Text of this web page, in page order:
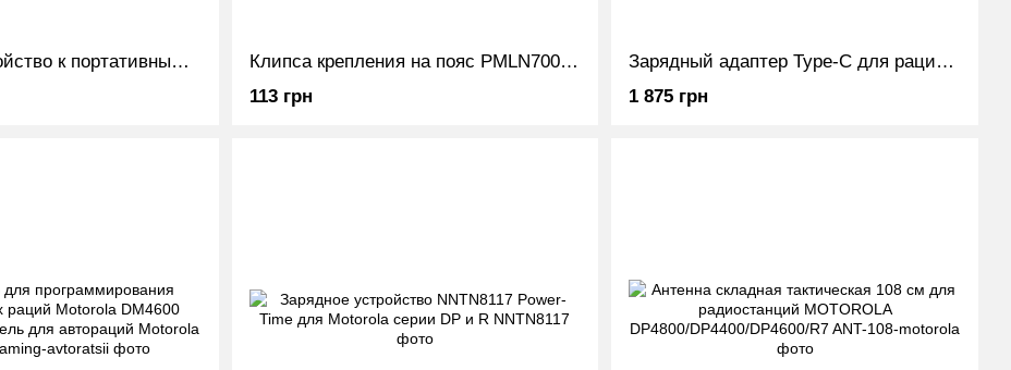
Зарядное устройство к портативным радиостанциям Motorola DP2400 / DP2600 / DP4400 / DP4600 / DP4800 / R7 / R7A
Клипса крепления на пояс PMLN7008A для раций Motorola DP2400 / DP2600 / DP4400 / DP4600 / DP4800 / R7
113 грн
Зарядный адаптер Type-C для рации Motorola DP и R 5 ШТУК
1 875 грн